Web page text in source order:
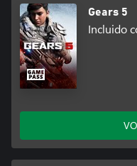
Gears 5
Incluido